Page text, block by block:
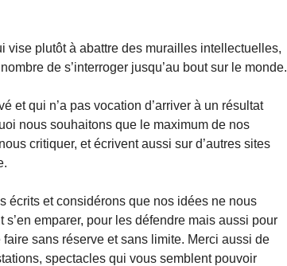
vise plutôt à abattre des murailles intellectuelles,
de s’interroger jusqu’au bout sur le monde.
et qui n’a pas vocation d’arriver à un résultat
nous souhaitons que le maximum de nos
critiquer, et écrivent aussi sur d’autres sites
écrits et considérons que nos idées ne nous
emparer, pour les défendre mais aussi pour
sans réserve et sans limite. Merci aussi de
spectacles qui vous semblent pouvoir